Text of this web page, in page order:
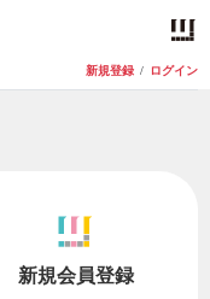
新規登録 / ログイン
新規会員登録